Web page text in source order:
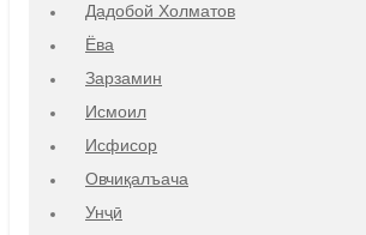
Дадобой Холматов
Ёва
Зарзамин
Исмоил
Исфисор
Овчиқалъача
Унҷӣ